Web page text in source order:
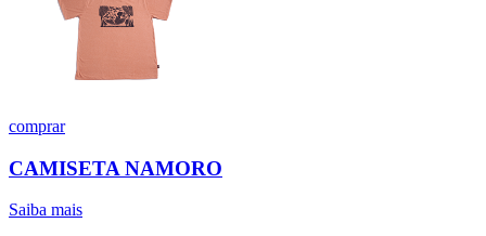
comprar
CAMISETA NAMORO
Saiba mais